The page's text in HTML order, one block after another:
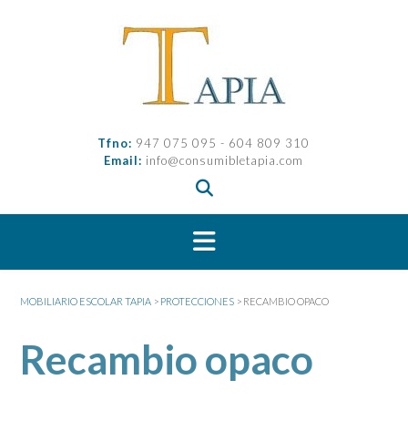
Tfno: 947 075 095 - 604 809 310
Email: info@consumibletapia.com
MOBILIARIO ESCOLAR TAPIA > PROTECCIONES > RECAMBIO OPACO
Recambio opaco